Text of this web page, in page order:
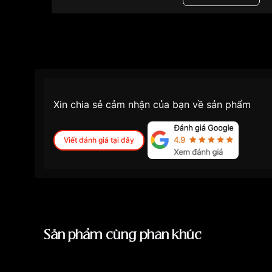
"Tissot 40mm Nam
Xin chia sẻ cảm nhận của bạn về sản phẩm
Viết đánh giá tại đây
Sản phẩm cùng phân khúc